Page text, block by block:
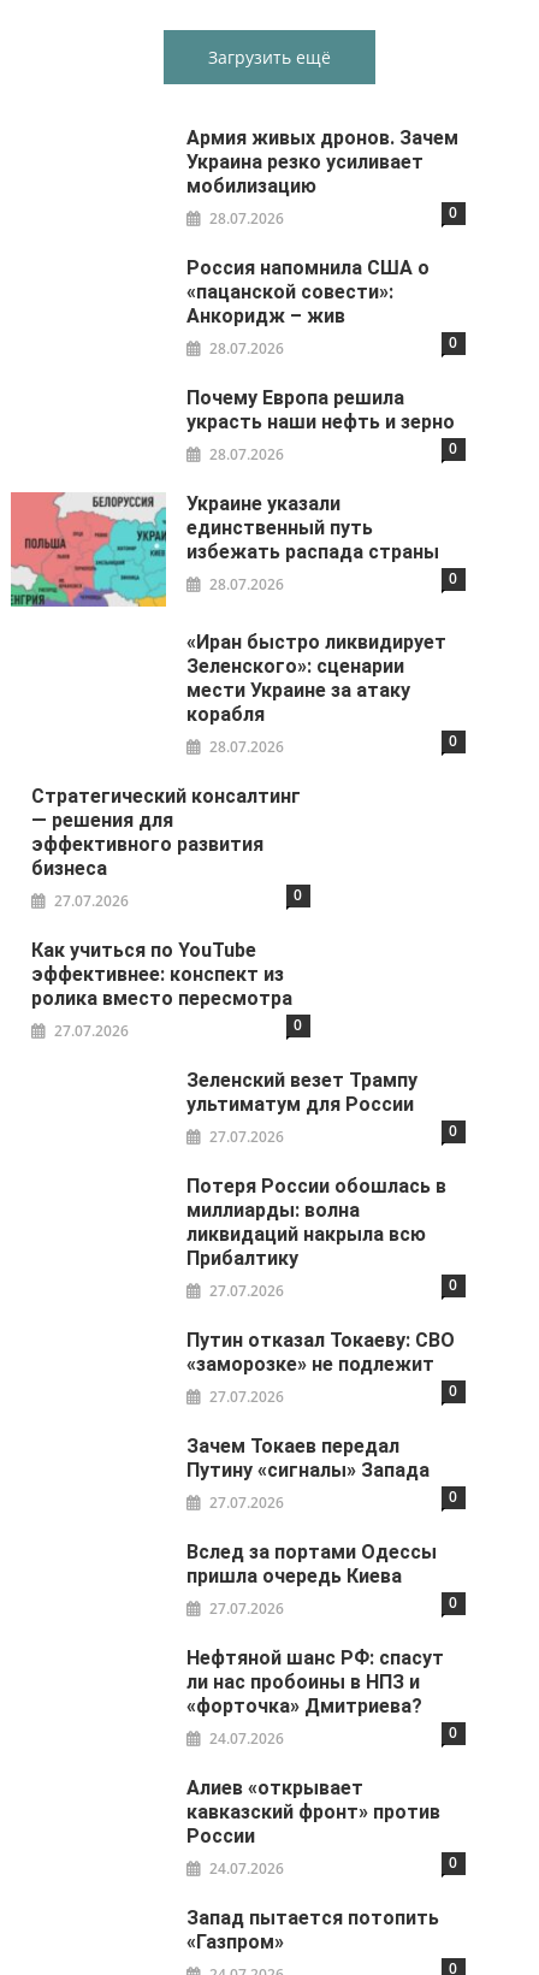
Загрузить ещё
Армия живых дронов. Зачем
Украина резко усиливает
мобилизацию
28.07.2026 0
Россия напомнила США о
«пацанской совести»:
Анкоридж – жив
28.07.2026 0
Почему Европа решила
украсть наши нефть и зерно
28.07.2026 0
Украине указали
единственный путь
избежать распада страны
28.07.2026 0
«Иран быстро ликвидирует
Зеленского»: сценарии
мести Украине за атаку
корабля
28.07.2026 0
Стратегический консалтинг
— решения для
эффективного развития
бизнеса
27.07.2026 0
Как учиться по YouTube
эффективнее: конспект из
ролика вместо пересмотра
27.07.2026 0
Зеленский везет Трампу
ультиматум для России
27.07.2026 0
Потеря России обошлась в
миллиарды: волна
ликвидаций накрыла всю
Прибалтику
27.07.2026 0
Путин отказал Токаеву: СВО
«заморозке» не подлежит
27.07.2026 0
Зачем Токаев передал
Путину «сигналы» Запада
27.07.2026 0
Вслед за портами Одессы
пришла очередь Киева
27.07.2026 0
Нефтяной шанс РФ: спасут
ли нас пробоины в НПЗ и
«форточка» Дмитриева?
24.07.2026 0
Алиев «открывает
кавказский фронт» против
России
24.07.2026 0
Запад пытается потопить
«Газпром»
0